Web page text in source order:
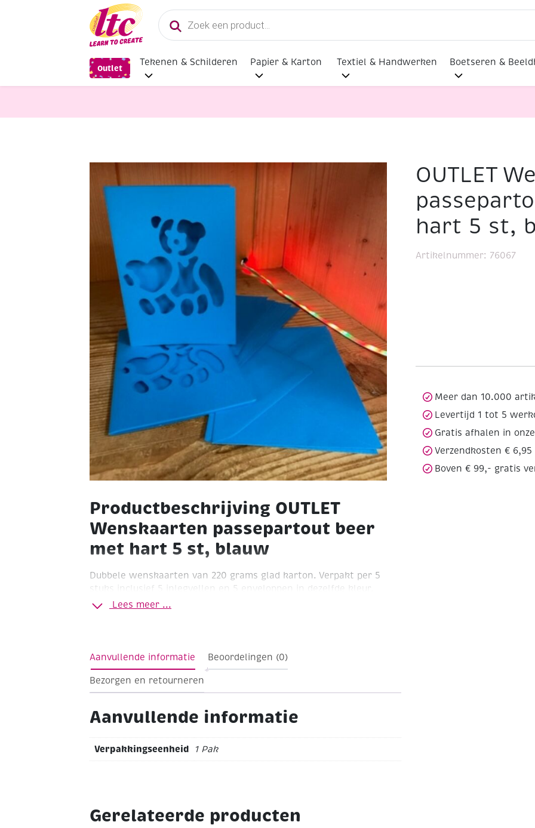
Producten
zoeken
Outlet
Tekenen & Schilderen Papier & Karton Textiel & Handwerken Boetseren &
Kaarten maken OUTLET Wenskaarten passepartout beer met hart 5 st, blauw
Productbeschrijving OUTLET
Wenskaarten passepartout beer
met hart 5 st, blauw
Dubbele wenskaarten van 220 grams glad karton. Verpakt per 5
stuks inclusief 5 inlegvellen en 5 enveloppen in dezelfde kleur.
Met beer met hart passepartout.
Lees meer ...
OUTLET
hart 5 st,
Artikelnummer: 76067
Meer dan 10.000
Levertijd 1 tot 5
Gratis afhalen in
Verzendkosten € 6,95
Boven € 99,- gratis
Aanvullende informatie Beoordelingen (0)
Bezorgen en retourneren
Aanvullende informatie
Verpakkingseenheid 1 Pak
Gerelateerde producten